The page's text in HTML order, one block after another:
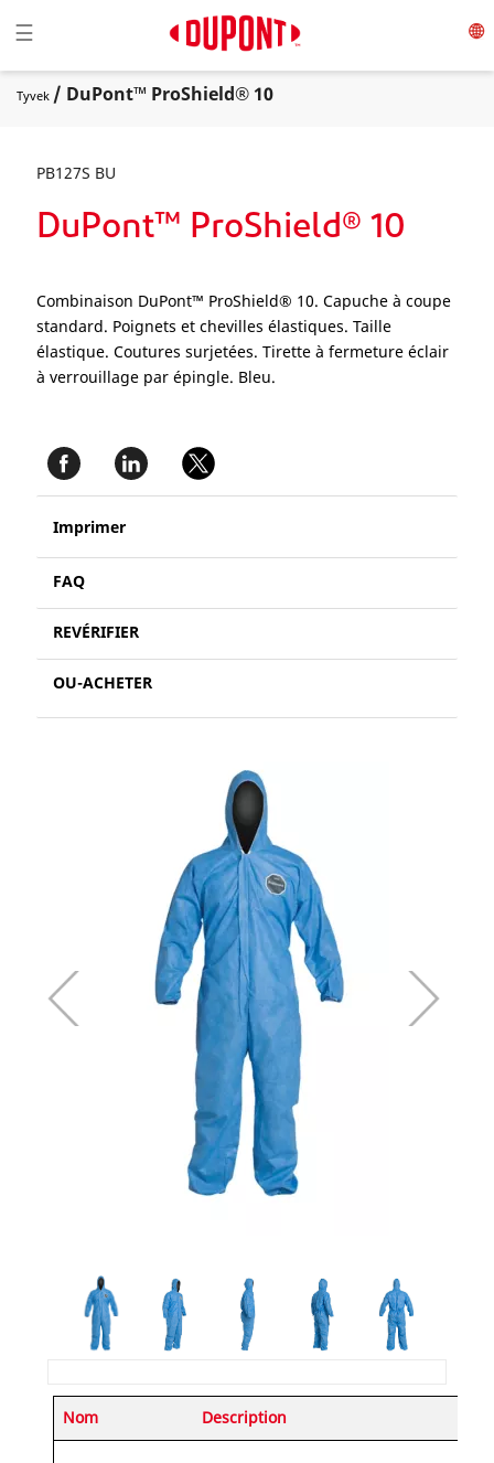
Toggle navigation
☰
Tyvek / DuPont™ ProShield® 10
PB127S BU
DuPont™ ProShield® 10
Combinaison DuPont™ ProShield® 10. Capuche à coupe
standard. Poignets et chevilles élastiques. Taille
élastique. Coutures surjetées. Tirette à fermeture éclair
à verrouillage par épingle. Bleu.
Imprimer
FAQ
REVÉRIFIER
OU-ACHETER
Nom Description